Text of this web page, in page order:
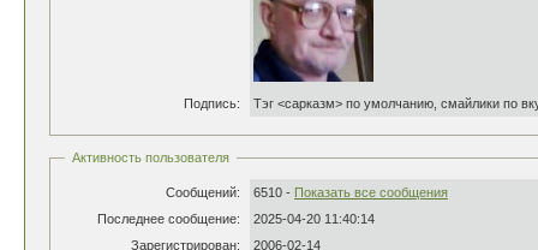
Подпись: Тэг <сарказм> по умолчанию, смайлики по
Активность пользователя
Сообщений: 6510 - Показать все сообщения
Последнее сообщение:
2025-04-20 11:40:14
Зарегистрирован:
2006-02-14